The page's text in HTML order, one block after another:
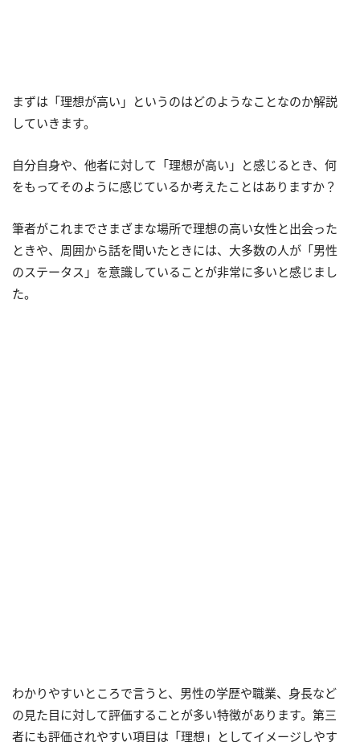
まずは「理想が高い」というのはどのようなことなのか解説
していきます。
自分自身や、他者に対して「理想が高い」と感じるとき、何
をもってそのように感じているか考えたことはありますか？
筆者がこれまでさまざまな場所で理想の高い女性と出会った
ときや、周囲から話を聞いたときには、大多数の人が「男性
のステータス」を意識していることが非常に多いと感じまし
た。
わかりやすいところで言うと、男性の学歴や職業、身長など
の見た目に対して評価することが多い特徴があります。第三
者にも評価されやすい項目は「理想」としてイメージしやす